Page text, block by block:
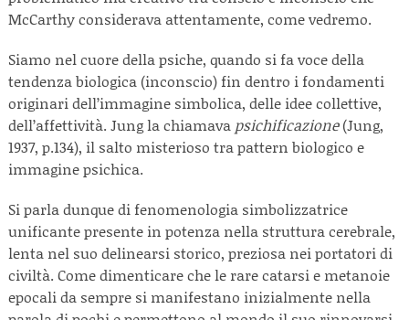
McCarthy considerava attentamente, come vedremo.
Siamo nel cuore della psiche, quando si fa voce della
tendenza biologica (inconscio) fin dentro i fondamenti
originari dell’immagine simbolica, delle idee collettive,
dell’affettività. Jung la chiamava psichificazione(Jung,
1937, p.134), il salto misterioso tra pattern biologico e
immagine psichica.
Si parla dunque di fenomenologia simbolizzatrice
unificante presente in potenza nella struttura cerebrale,
lenta nel suo delinearsi storico, preziosa nei portatori di
civiltà. Come dimenticare che le rare catarsi e metanoie
epocali da sempre si manifestano inizialmente nella